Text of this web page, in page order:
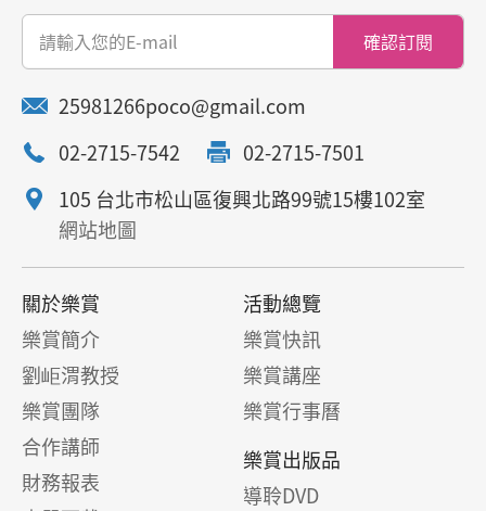
確認訂閱
25981266poco@gmail.com
02-2715-7542
02-2715-7501
105 台北市松山區復興北路99號15樓102室
網站地圖
關於樂賞
樂賞簡介
劉岠渭教授
樂賞團隊
合作講師
財務報表
活動總覽
樂賞快訊
樂賞講座
樂賞行事曆
樂賞出版品
導聆DVD